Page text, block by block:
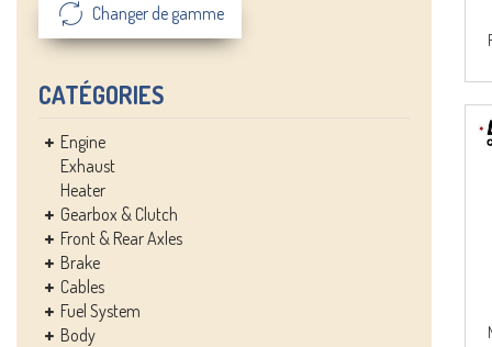
Changer de gamme
CATÉGORIES
Engine
Exhaust
Heater
Gearbox & Clutch
Front & Rear Axles
Brake
Cables
Fuel System
Body